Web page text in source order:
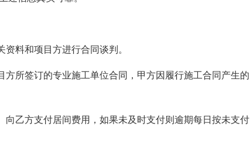
料和项目方进行合同谈判。
方所签订的专业施工单位合同，甲方因履行施工合同产生的
向乙方支付居间费用，如果未及时支付则逾期每日按未支付